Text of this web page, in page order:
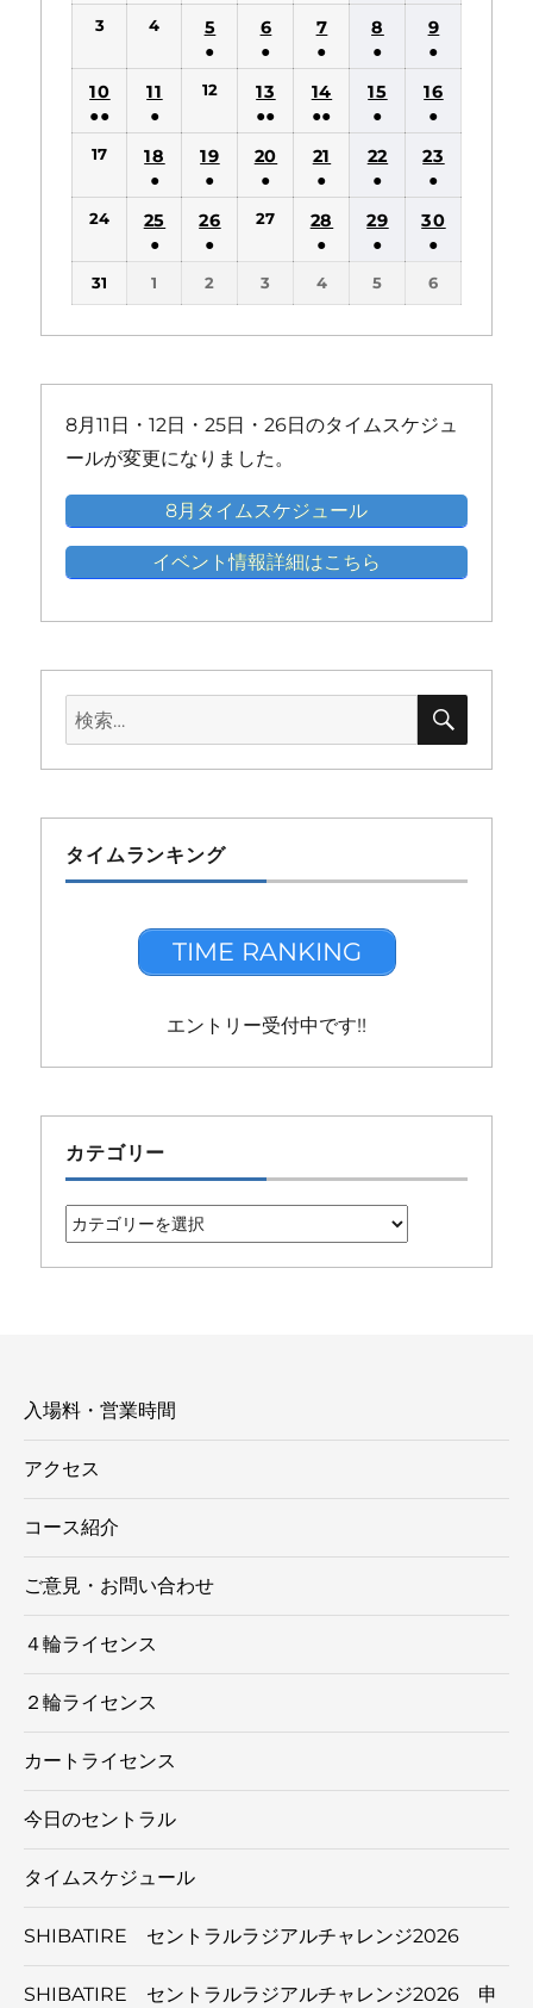
(1
件
の
イ
ベ
ン
ト)
(1
件
の
イ
ベ
ン
ト)
3 4
5
●
(1
の
イ
ベ
ン
ト)
6
●
(1
件
の
イ
ベ
ン
7
●
(1
件
の
イ
ベ
ン
ト)
8
●
(1
件
の
イ
ベ
ン
ト)
9
●
(1
件
の
イ
ベ
ン
ト)
10
●●
(2
の
イ
ン
ト)
11
●
(1
件
の
イ
ベ
ン
ト)
12
13
●●
(2
件
の
イ
ン
ト)
14
●●
(2
件
の
イ
ベ
ン
ト)
15
●
(1
件
の
イ
ベ
ン
ト)
16
●
(1
件
の
イ
ベ
ン
ト)
17
18
●
(1
件
イ
ン
19
●
(1
件
イ
ン
20
●
(1
イ
ン
21
●
(1
件
イ
ン
22
●
(1
件
イ
ン
23
●
(1
件
イ
ン
24
25
●
ト)
26
●
ト)
27
28
●
ト)
29
●
ト)
30
●
ト)
31 1 2 3 4 5 6
8月11日・12日・25日・26日のタイムスケジュ
ールが変更になりました。
8月タイムスケジュール
イベント情報詳細はこちら
検
索:
検
タイムランキング
TIME RANKING
エントリー受付中です!!
カテゴリー
カ
テ
ゴ
入場料・営業時間
アクセス
コース紹介
ご意見・お問い合わせ
４輪ライセンス
２輪ライセンス
カートライセンス
今日のセントラル
タイムスケジュール
SHIBATIRE セントラルラジアルチャレンジ2026
SHIBATIRE セントラルラジアルチャレンジ2026 申